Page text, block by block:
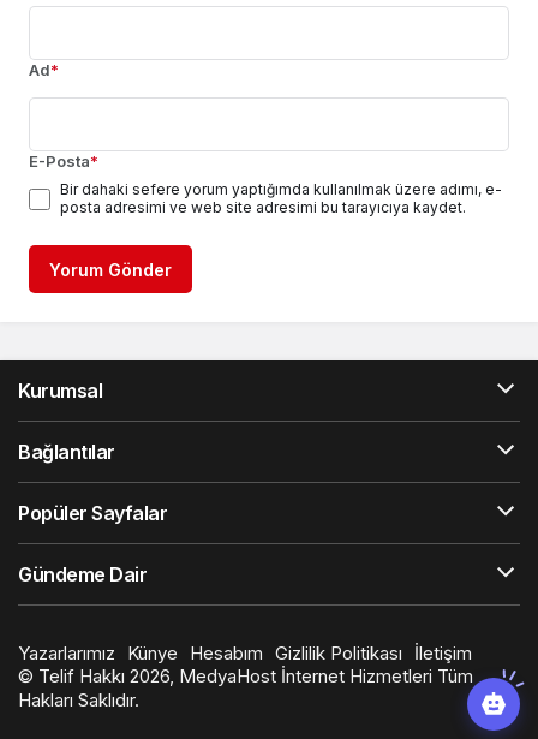
Ad*
E-Posta*
Bir dahaki sefere yorum yaptığımda kullanılmak üzere adımı, e-
posta adresimi ve web site adresimi bu tarayıcıya kaydet.
Yorum Gönder
Kurumsal
Bağlantılar
Popüler Sayfalar
Gündeme Dair
Yazarlarımız Künye Hesabım Gizlilik Politikası
İletişim
© Telif Hakkı 2026, MedyaHost İnternet Hizmetleri Tüm
Hakları Saklıdır.